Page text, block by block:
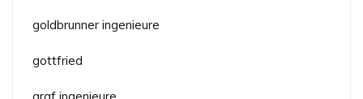
goldbrunner ingenieure
gottfried